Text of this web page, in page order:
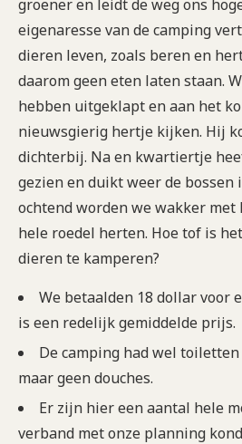
groener en leidt de weg ons
eigenaresse van de camping
dieren leven, zoals beren en
daarom geen eten laten staan.
hebben uitgeklapt en aan het
nieuwsgierig hertje kijken. Hij
dichterbij. Na en kwartiertje
gezien en duikt weer de bossen
ochtend worden we wakker
hele roedel herten. Hoe tof is
dieren te kamperen?
We betaalden 18 dollar voor
is een redelijk gemiddelde prijs.
De camping had wel
maar geen douches.
Er zijn hier een aantal hele
verband met onze planning